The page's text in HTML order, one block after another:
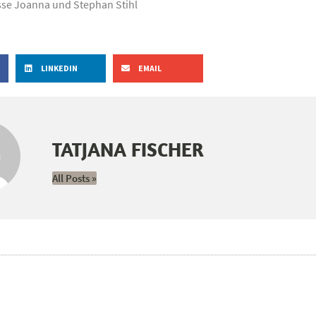
Joanna und Stephan Stihl
LINKEDIN EMAIL
TATJANA FISCHER
All Posts »